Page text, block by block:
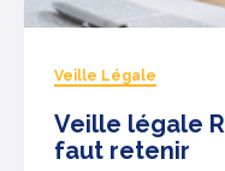
Veille Légale
Veille légale
faut retenir